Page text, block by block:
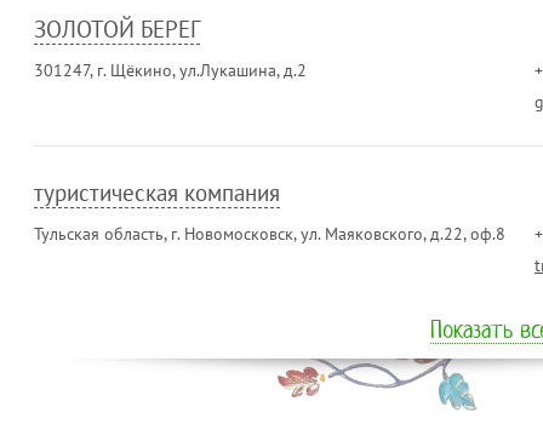
ЗОЛОТОЙ БЕРЕГ
301247, г. Щёкино, ул.Лукашина, д.2
туристическая компания
Тульская область, г. Новомосковск, ул. Маяковского, д.22, оф.8
Показать